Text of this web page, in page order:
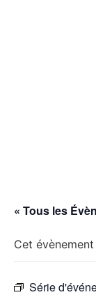
« Tous les
Cet
Série